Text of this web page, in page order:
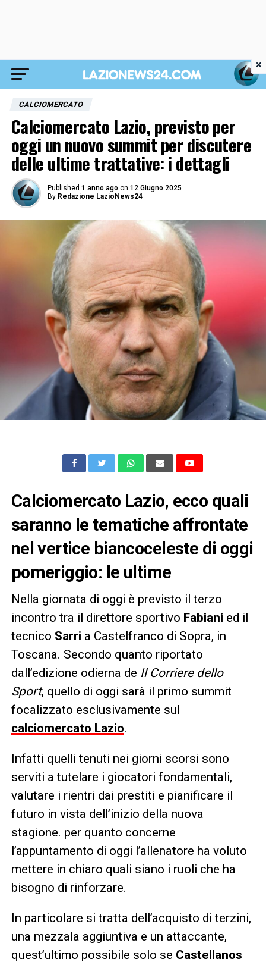
CALCIOMERCATO
Calciomercato Lazio, previsto per
oggi un nuovo summit per discutere
delle ultime trattative: i dettagli
Published 1 anno ago on 12 Giugno 2025
By Redazione LazioNews24
Calciomercato Lazio, ecco quali
saranno le tematiche affrontate
nel vertice biancoceleste di oggi
pomeriggio: le ultime
Nella giornata di oggi è previsto il terzo
incontro tra il direttore sportivo Fabiani ed il
tecnico Sarri a Castelfranco di Sopra, in
Toscana. Secondo quanto riportato
dall’edizione odierna de Il Corriere dello
Sport, quello di oggi sarà il primo summit
focalizzato esclusivamente sul
calciomercato Lazio.
Infatti quelli tenuti nei giorni scorsi sono
serviti a tutelare i giocatori fondamentali,
valutare i rientri dai prestiti e pianificare il
futuro in vista dell’inizio della nuova
stagione. per quanto concerne
l’appuntamento di oggi l’allenatore ha voluto
mettere in chiaro quali siano i ruoli che ha
bisogno di rinforzare.
In particolare si tratta dell’acquisto di terzini,
una mezzala aggiuntiva e un attaccante,
quest’ultimo possibile solo se Castellanos
×